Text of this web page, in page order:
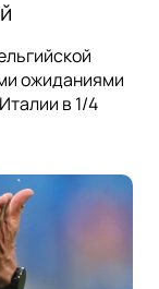
ожиданиями
в 1/4